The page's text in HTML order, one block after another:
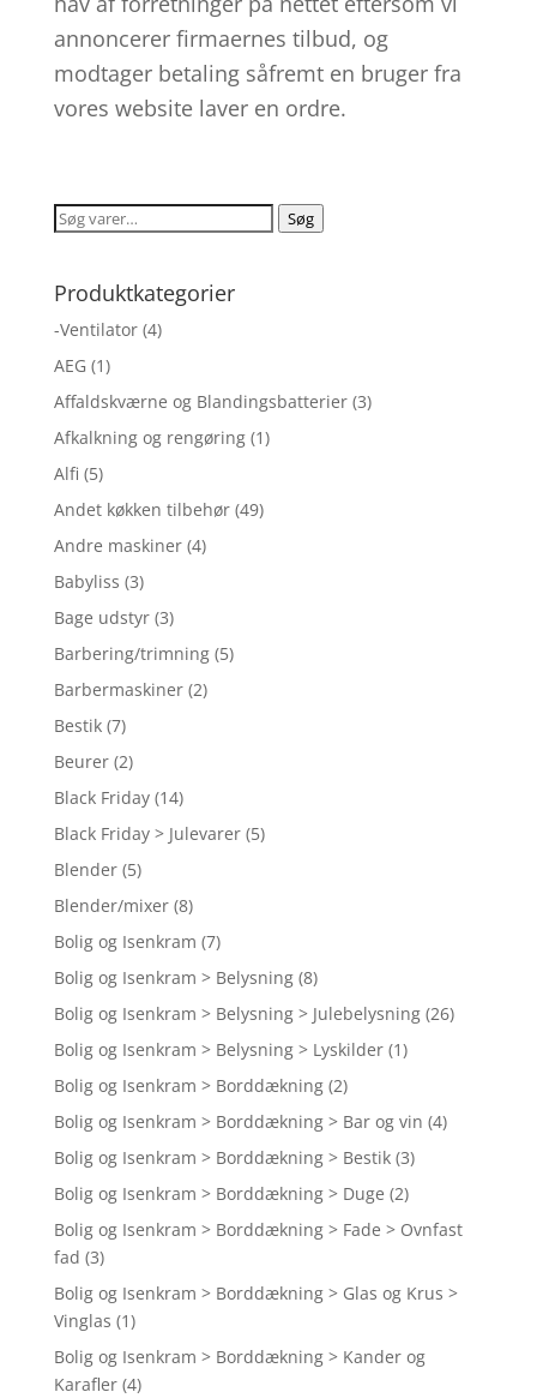
annoncerer firmaernes tilbud, og
modtager betaling såfremt en bruger fra
vores website laver en ordre.
Søg
Søg
Produktkategorier
-Ventilator (4)
AEG (1)
Affaldskværne og Blandingsbatterier (3)
Afkalkning og rengøring (1)
Alfi (5)
Andet køkken tilbehør (49)
Andre maskiner (4)
Babyliss (3)
Bage udstyr (3)
Barbering/trimning (5)
Barbermaskiner (2)
Bestik (7)
Beurer (2)
Black Friday (14)
Black Friday > Julevarer (5)
Blender (5)
Blender/mixer (8)
Bolig og Isenkram (7)
Bolig og Isenkram > Belysning (8)
Bolig og Isenkram > Belysning > Julebelysning (26)
Bolig og Isenkram > Belysning > Lyskilder (1)
Bolig og Isenkram > Borddækning (2)
Bolig og Isenkram > Borddækning > Bar og vin (4)
Bolig og Isenkram > Borddækning > Bestik (3)
Bolig og Isenkram > Borddækning > Duge (2)
Bolig og Isenkram > Borddækning > Fade > Ovnfast
fad (3)
Bolig og Isenkram > Borddækning > Glas og Krus >
Vinglas (1)
Bolig og Isenkram > Borddækning > Kander og
Karafler (4)